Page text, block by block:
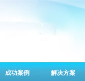
成功案例 解决方案